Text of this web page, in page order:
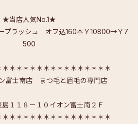
★当店人気No.1★
ープラッシュ オフ込160本￥10800→￥7
500
＊＊＊＊＊＊＊＊＊＊＊＊＊＊＊
富士南店 まつ毛と眉毛の専門店
１１８－１０イオン富士南２Ｆ
＊＊＊＊＊＊＊＊＊＊＊＊＊＊＊